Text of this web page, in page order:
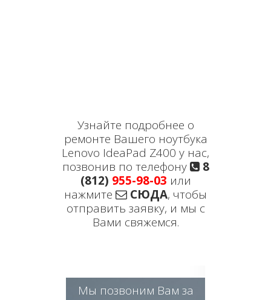
Узнайте подробнее о
ремонте Вашего ноутбука
Lenovo IdeaPad Z400 у нас,
позвонив по телефону
8
(812) 955-98-03 или
нажмите
СЮДА, чтобы
отправить заявку, и мы с
Вами свяжемся.
Мы позвоним Вам за